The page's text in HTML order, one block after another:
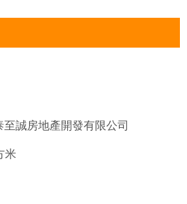
至誠房地產開發有限公司
米